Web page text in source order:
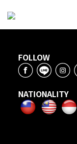
FOLLOW
NATIONALITY